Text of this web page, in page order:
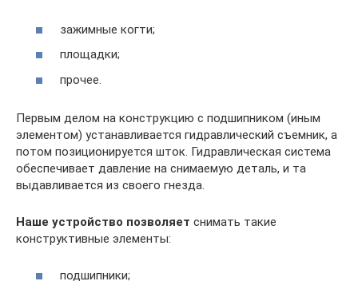
зажимные когти;
площадки;
прочее.
Первым делом на конструкцию с подшипником (иным
элементом) устанавливается гидравлический съемник, а
потом позиционируется шток. Гидравлическая система
обеспечивает давление на снимаемую деталь, и та
выдавливается из своего гнезда.
Наше устройство позволяет снимать такие
конструктивные элементы:
подшипники;